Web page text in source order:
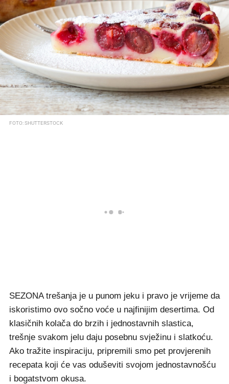
FOTO: SHUTTERSTOCK
SEZONA trešanja je u punom jeku i pravo je vrijeme da
iskoristimo ovo sočno voće u najfinijim desertima. Od
klasičnih kolača do brzih i jednostavnih slastica,
trešnje svakom jelu daju posebnu svježinu i slatkoću.
Ako tražite inspiraciju, pripremili smo pet provjerenih
recepata koji će vas oduševiti svojom jednostavnošću
i bogatstvom okusa.